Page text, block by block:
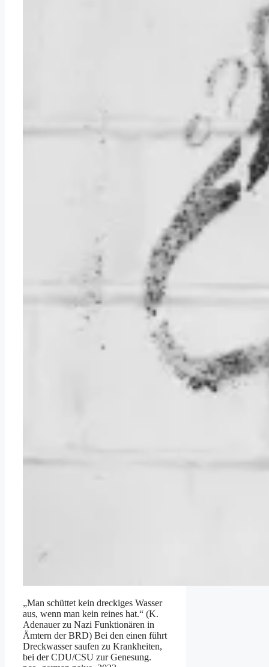
„Man schüttet kein dreckiges Wasser
aus, wenn man kein reines hat.“ (K.
Adenauer zu Nazi Funktionären in
Ämtern der BRD) Bei den einen führt
Dreckwasser saufen zu Krankheiten,
bei der CDU/CSU zur Genesung.